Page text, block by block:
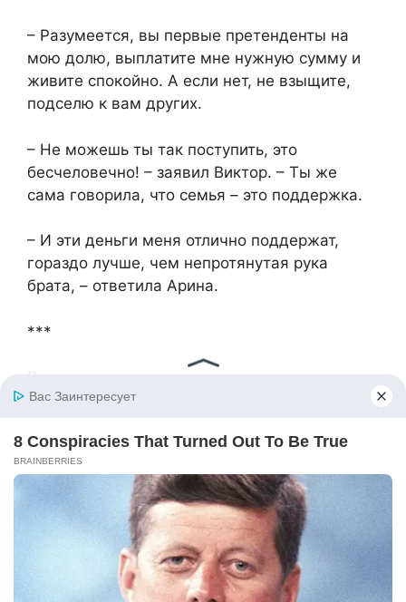
– Разумеется, вы первые претенденты на
мою долю, выплатите мне нужную сумму и
живите спокойно. А если нет, не взыщите,
подселю к вам других.
– Не можешь ты так поступить, это
бесчеловечно! – заявил Виктор. – Ты же
сама говорила, что семья – это поддержка.
– И эти деньги меня отлично поддержат,
гораздо лучше, чем непротянутая рука
брата, – ответила Арина.
***
собиралась, вместе с деньгами,
Испуганные перспективой жить с чужаком
Оксана Григорьевна и Виктор быстро
собрали нужную сумму, хотя стенали в
процессе, что Арина их обирает, и им теперь
год сидеть на хлебе и воде. На прощание
они прислали сообщение, где эмоционально
описывали степень ее подлости и